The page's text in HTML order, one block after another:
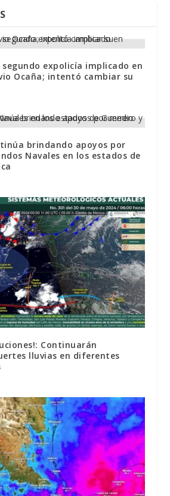
segundo expolicía implicado en
Ocaña; intentó cambiar su
brindando apoyos por
Navales en los estados de
Continuarán
lluvias en diferentes